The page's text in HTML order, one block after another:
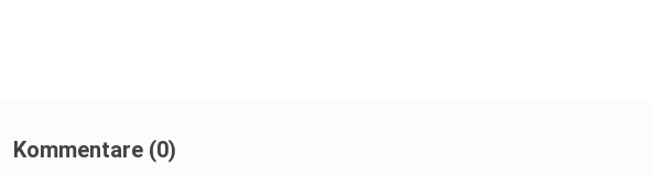
Kommentare (0)